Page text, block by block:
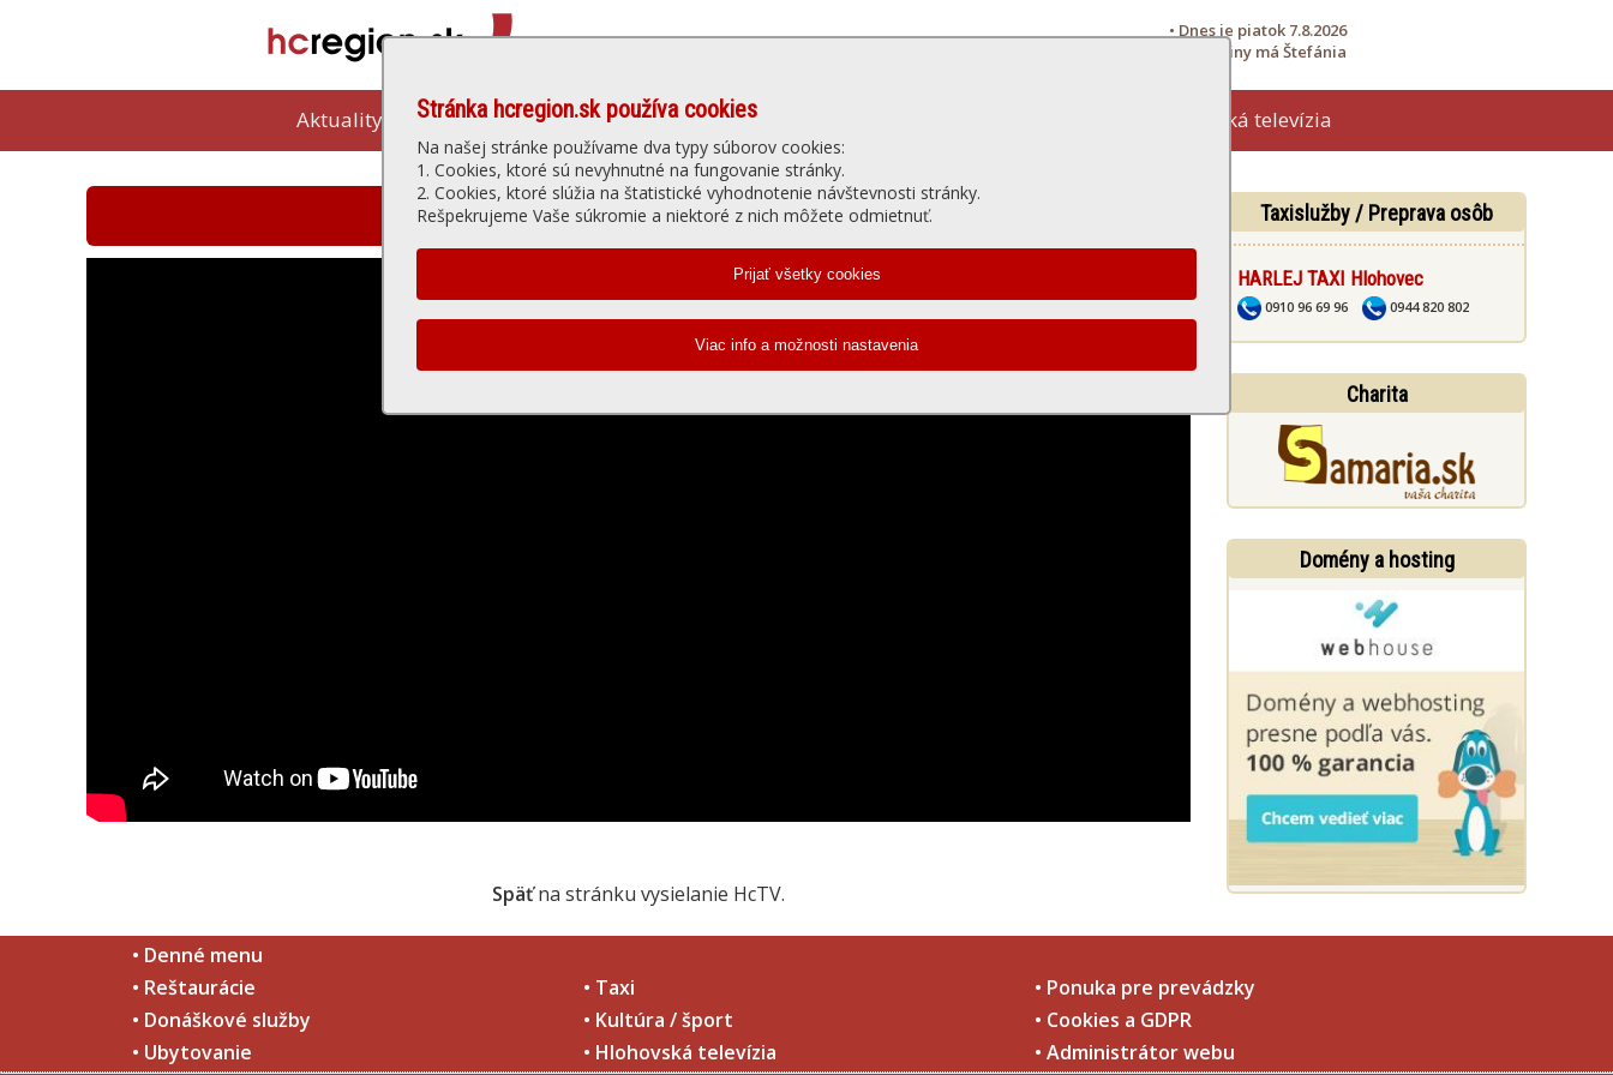
• Dnes je piatok 7.8.2026
• Meniny má Štefánia
Aktuality Kam vybehnúť Denné menu Hlohovská televízia
Stránka hcregion.sk používa cookies
Na našej stránke používame dva typy súborov cookies:
1. Cookies, ktoré sú nevyhnutné na fungovanie stránky.
2. Cookies, ktoré slúžia na štatistické vyhodnotenie návštevnosti stránky.
Rešpekrujeme Vaše súkromie a niektoré z nich môžete odmietnuť.
Hlohovská televízia - prehrávanie videa
Späťna stránku vysielanie HcTV.
Taxislužby / Preprava osôb
HARLEJ TAXI Hlohovec
0910 96 69 96 0944 820 802
Charita
Domény a hosting
• Denné menu
• Reštaurácie
• Donáškové služby
• Ubytovanie
• Taxi
• Kultúra / šport
• Hlohovská televízia
• Ponuka pre prevádzky
• Cookies a GDPR
• Administrátor webu